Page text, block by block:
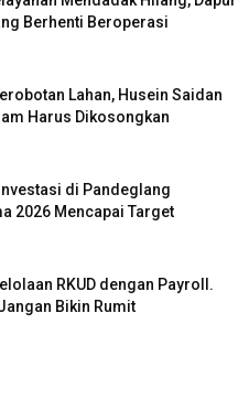
Berhenti Beroperasi
Lahan, Husein Saidan
Harus Dikosongkan
di Pandeglang
2026 Mencapai Target
RKUD dengan Payroll.
Bikin Rumit